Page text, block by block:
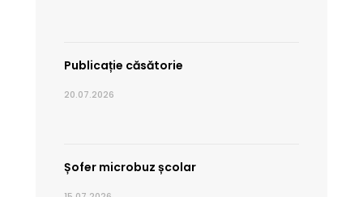
Publicație căsătorie
20.07.2026
Șofer microbuz școlar